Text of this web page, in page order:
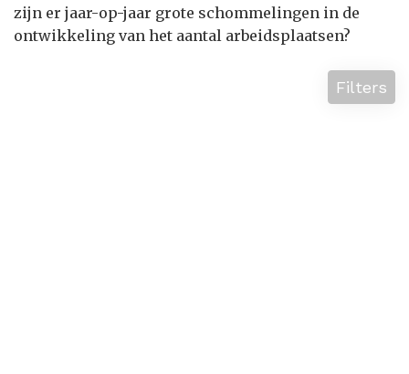
zijn er jaar-op-jaar grote schommelingen in de
ontwikkeling van het aantal arbeidsplaatsen?
Filters